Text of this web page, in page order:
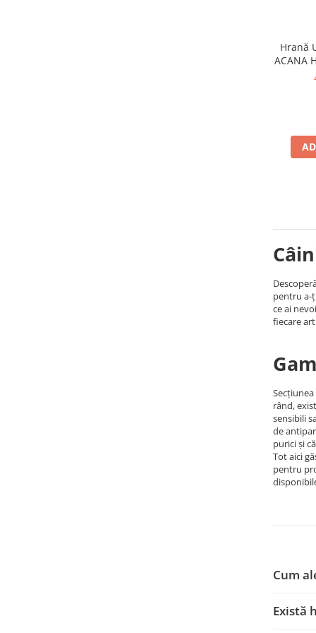
Hrană
ACANA
pentru a-
ce ai
fiecare
rând,
sensibili
de
purici și
Tot aici
pentru
Cum
Există